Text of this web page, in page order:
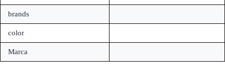
brands
color
Marca